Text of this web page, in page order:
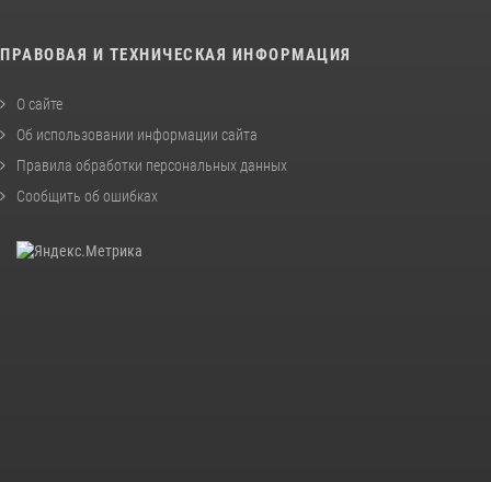
ПРАВОВАЯ И ТЕХНИЧЕСКАЯ ИНФОРМАЦИЯ
О сайте
Об использовании информации сайта
Правила обработки персональных данных
Сообщить об ошибках